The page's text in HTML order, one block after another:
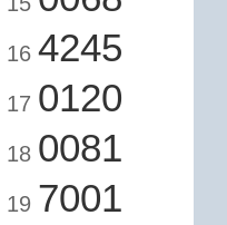
16 4245
17 0120
18 0081
19 7001